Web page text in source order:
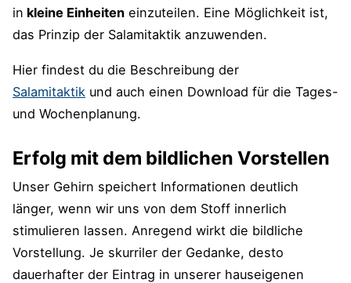
in kleine Einheiten einzuteilen. Eine Möglichkeit ist,
das Prinzip der Salamitaktik anzuwenden.
Hier findest du die Beschreibung der
Salamitaktik und auch einen Download für die Tages-
und Wochenplanung.
Erfolg mit dem bildlichen Vorstellen
Unser Gehirn speichert Informationen deutlich
länger, wenn wir uns von dem Stoff innerlich
stimulieren lassen. Anregend wirkt die bildliche
Vorstellung. Je skurriler der Gedanke, desto
dauerhafter der Eintrag in unserer hauseigenen